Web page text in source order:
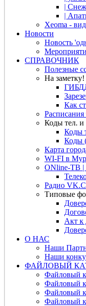
|
|
Xeoma -
Новости
Новость
СПРАВОЧНИК
Полезные
На
Как
Расписания
Коды тел. и
Коды
Коды
Карта
WI-FI в
ONline-ТВ |
Радио
Типовые
Акт к
О НАС
Наши
Наши
ФАЙЛОВЫЙ
Файловый
Файловый
Файловый
Файловый